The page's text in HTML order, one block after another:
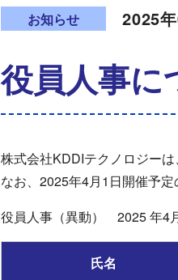
お知らせ 2025
役員人事に
株式会社KDDIテクノロジー
なお、2025年4月1日開催予
役員人事（異動） 2025 年4
氏名